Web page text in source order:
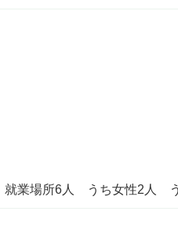
業場所6人 うち女性2人 う